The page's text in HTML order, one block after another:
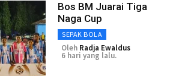
Bos BM Juarai Tiga
Naga Cup
SEPAK BOLA
Oleh Radja Ewaldus
6 hari yang lalu.